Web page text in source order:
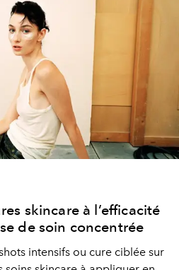
skincare à l’efficacité
de soin concentrée
intensifs ou cure ciblée sur